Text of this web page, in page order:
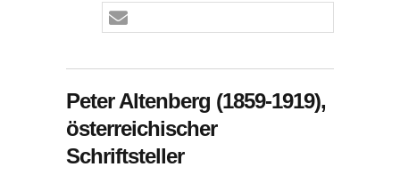
Peter Altenberg (1859-1919),
österreichischer
Schriftsteller